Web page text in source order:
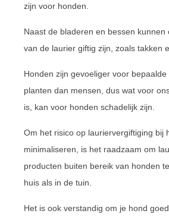
zijn voor honden.
Naast de bladeren en bessen kunnen
van de laurier giftig zijn, zoals takken
Honden zijn gevoeliger voor bepaalde
planten dan mensen, dus wat voor
is, kan voor honden schadelijk zijn.
Om het risico op lauriervergiftiging bij
minimaliseren, is het raadzaam om
producten buiten bereik van honden
huis als in de tuin.
Het is ook verstandig om je hond